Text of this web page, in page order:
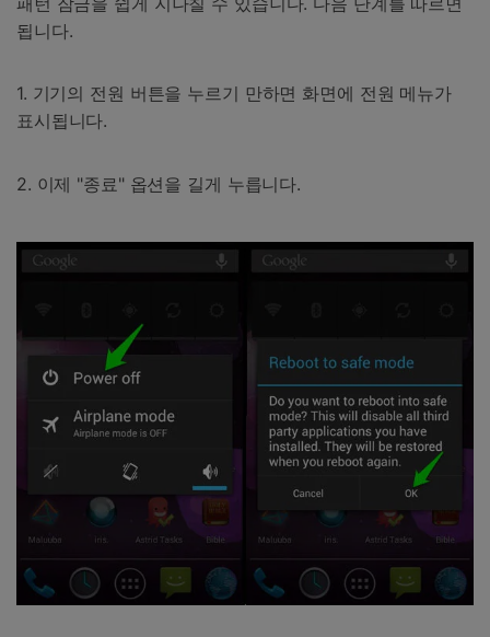
됩니다.
1. 기기의 전원 버튼을 누르기 만하면 화면에 전원 메뉴가
표시됩니다.
2. 이제 "종료" 옵션을 길게 누릅니다.